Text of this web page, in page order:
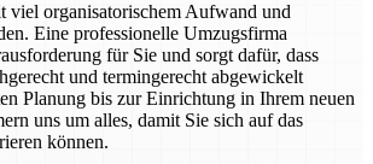
viel organisatorischem Aufwand und
Eine professionelle Umzugsfirma
für Sie und sorgt dafür, dass
und termingerecht abgewickelt
Planung bis zur Einrichtung in Ihrem neuen
uns um alles, damit Sie sich auf das
können.